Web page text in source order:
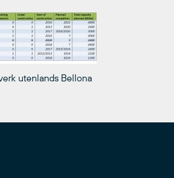
utenlands Bellona